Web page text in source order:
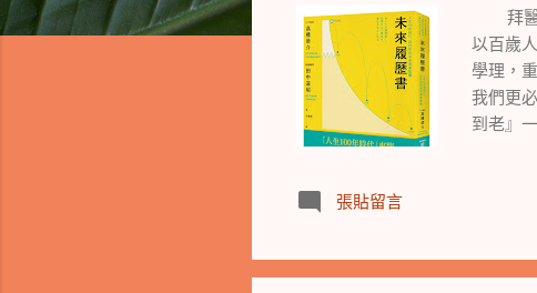
拜醫
以百歲
學理，
我們更
到老』
張貼留言